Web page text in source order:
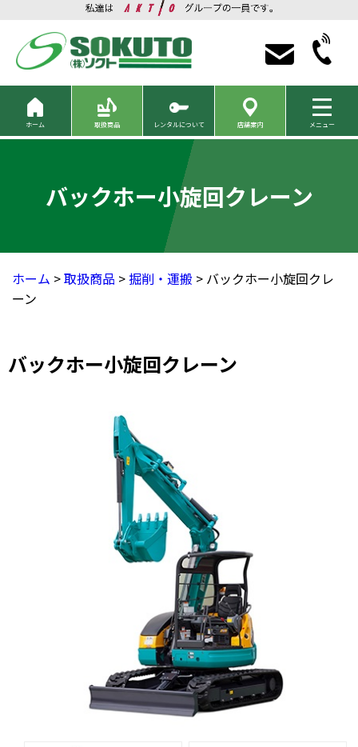
ホーム 取扱商品 レンタルについて 店舗案内 メニュー
バックホー小旋回クレーン
ホーム >取扱商品 >掘削・運搬 > バックホー小旋回クレ
ーン
バックホー小旋回クレーン